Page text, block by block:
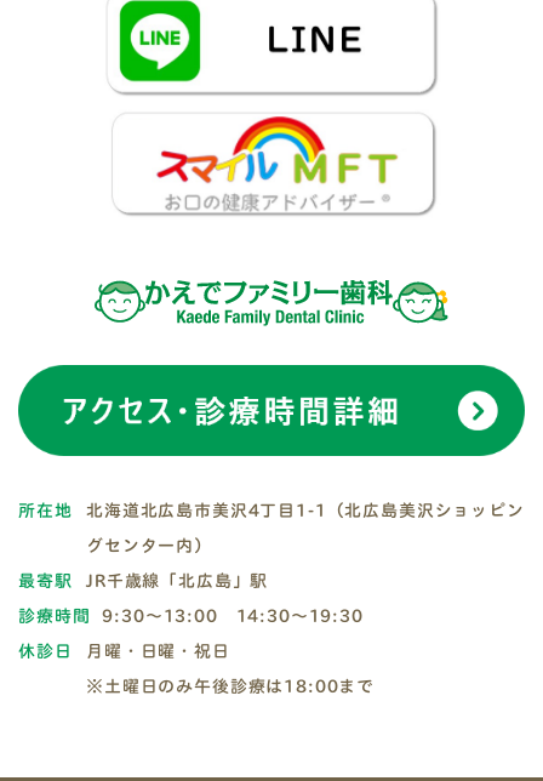
所在地 北海道北広島市美沢4丁目1-1（北広島美沢ショッピン
グセンター内）
最寄駅 JR千歳線「北広島」駅
診療時間 9:30～13:00 14:30～19:30
休診日 月曜・日曜・祝日
※土曜日のみ午後診療は18:00まで